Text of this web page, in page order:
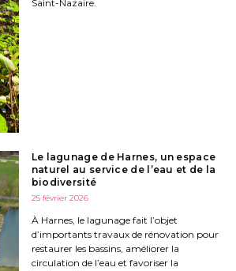
Saint-Nazaire.
Le lagunage de Harnes, un espace
naturel au service de l’eau et de la
biodiversité
25 février 2026
À Harnes, le lagunage fait l’objet
d’importants travaux de rénovation pour
restaurer les bassins, améliorer la
circulation de l’eau et favoriser la